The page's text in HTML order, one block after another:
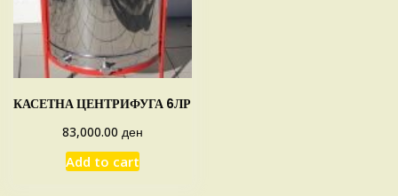
КАСЕТНА ЦЕНТРИФУГА 6ЛР
83,000.00 ден
Add to cart